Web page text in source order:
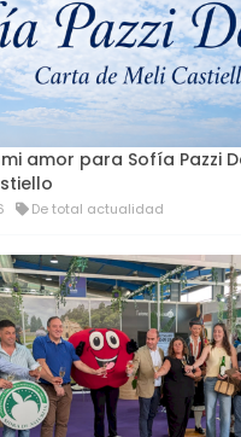
amor para Sofía Pazzi
De total actualidad